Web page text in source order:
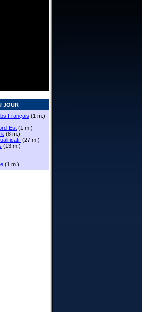
JOUR
Français (1 m.)
Est (1 m.)
(8 m.)
(27 m.)
(13 m.)
(1 m.)